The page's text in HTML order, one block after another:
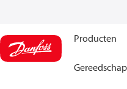
Producten